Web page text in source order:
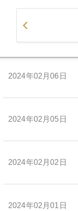
2024年02月06日
2024年02月05日
2024年02月02日
2024年02月01日